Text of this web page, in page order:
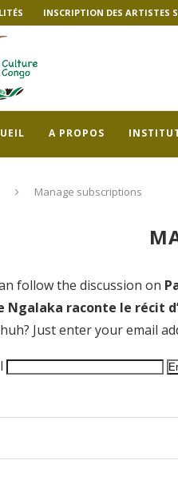
INSCRIPTION DES ARTISTES
A PROPOS
Manage subscriptions
follow the discussion on
Ngalaka raconte le récit
Just enter your email